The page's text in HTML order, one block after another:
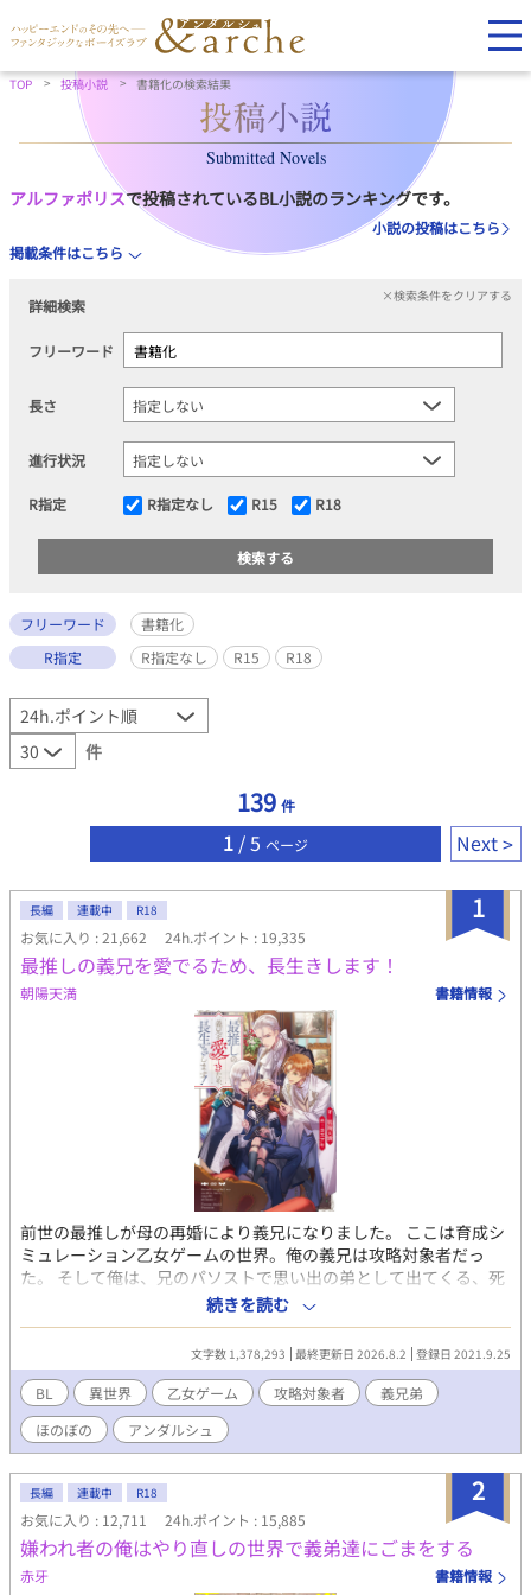
TOP 投稿小説 書籍化の検索結果
Submitted Novels
アルファポリスで投稿されているBL小説のランキングです。
小説の投稿はこちら
掲載条件はこちら
詳細検索
×検索条件をクリアする
フリーワード
長さ
進行状況
R指定 R指定なし R15 R18
フリーワード
書籍化
R指定
R指定なし R15 R18
件
139 件
1 / 5 ページ Next
1
長編 連載中 R18
お気に入り : 21,662 24h.ポイント : 19,335
最推しの義兄を愛でるため、長生きします！
朝陽天満 書籍情報
前世の最推しが母の再婚により義兄になりました。 ここは育成シ
ミュレーション乙女ゲームの世界。俺の義兄は攻略対象者だっ
た。 そして俺は、兄のパソストで思い出の弟として出てくる、死
ぬ前提の弟だった！ 最推しの弟とか、もう死んでもいい！いや、
最推しの成長を見届けるまでは死ねない！俺、生きる！死亡フラ
グなんて叩き壊して今日も最推しを愛でるのだ！ 乙女ゲームに転
生してしまった死亡フラグだらけの弟奮闘記。 濡れ場は最後の方
にしか出てこない気がします。 ※2022年11月書籍化しました( *
´艸｀) よろしくお願いします ただいま感想返信停止中です。申し
訳ありません。でも皆様の感想はとても楽しく嬉しく拝読してお
ります！ありがとうございます！
続きを読む
文字数 1,378,293 最終更新日 2026.8.2 登録日 2021.9.25
BL 異世界 乙女ゲーム 攻略対象者
義兄弟
ほのぼの
アンダルシュ
2
長編 連載中 R18
お気に入り : 12,711 24h.ポイント : 15,885
嫌われ者の俺はやり直しの世界で義弟達にごまをする
赤牙 書籍情報